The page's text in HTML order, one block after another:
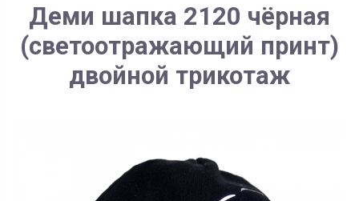
Деми шапка 2120 чёрная
(светоотражающий принт)
двойной трикотаж